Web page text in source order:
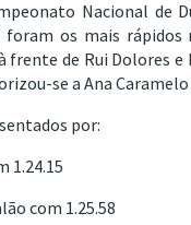
Nacional de
os mais
frente de Rui Dolores
se a Ana
por:
1.24.15
com 1.25.58